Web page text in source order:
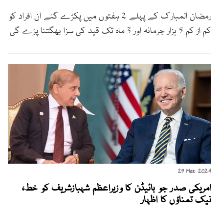
رمضان المبارک کے پہلے 2 ہفتوں میں پکڑے گئے ان افراد کو
کم از کم 5 ہزار جرمانہ اور 3 ماہ تک قید کی سزا بھگتنا پڑے گی
29 Mar 2024
امریکی صدر جو بائیڈن کا وزیراعظم شہبازشریف کو خط،
نیک تمناؤں کا اظہار